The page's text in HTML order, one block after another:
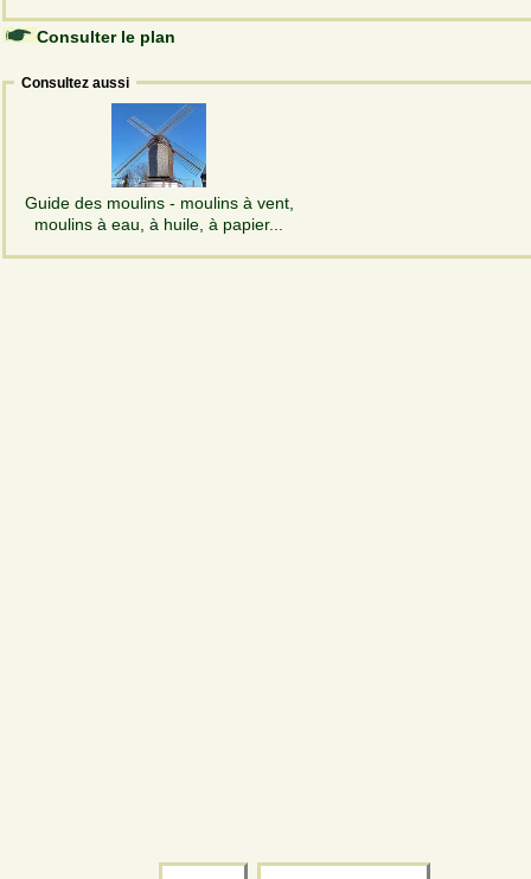
Consulter le plan
Consultez aussi
Guide des moulins - moulins à vent,
moulins à eau, à huile, à papier...